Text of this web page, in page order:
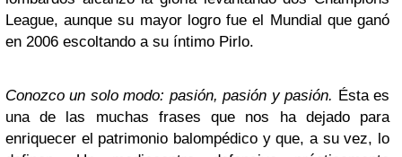
League, aunque su mayor logro fue el Mundial que ganó
en 2006 escoltando a su íntimo Pirlo.
Conozco un solo modo: pasión, pasión y pasión. Ésta es
una de las muchas frases que nos ha dejado para
enriquecer el patrimonio balompédico y que, a su vez, lo